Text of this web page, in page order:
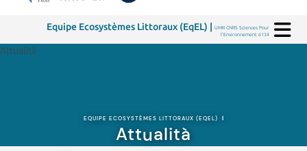
Equipe Ecosystèmes Littoraux (EqEL) |UMR CNRS Sciences Pour
l'Environnement 6134
Attualità
EQUIPE ECOSYSTÈMES LITTORAUX (EQEL) |
Attualità